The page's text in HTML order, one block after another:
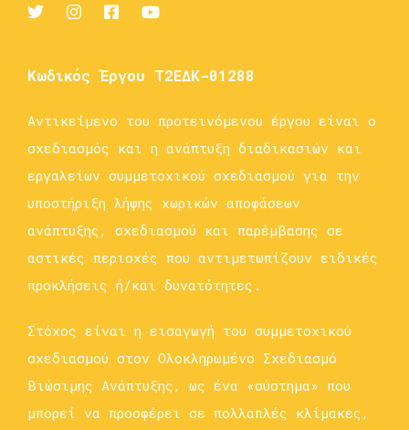
Κωδικός Έργου Τ2ΕΔΚ-01288
Αντικείμενο του προτεινόμενου έργου είναι ο
σχεδιασμός και η ανάπτυξη διαδικασιών και
εργαλείων συμμετοχικού σχεδιασμού για την
υποστήριξη λήψης χωρικών αποφάσεων
ανάπτυξης, σχεδιασμού και παρέμβασης σε
αστικές περιοχές που αντιμετωπίζουν ειδικές
προκλήσεις ή/και δυνατότητες.
Στόχος είναι η εισαγωγή του συμμετοχικού
σχεδιασμού στον Ολοκληρωμένο Σχεδιασμό
Βιώσιμης Ανάπτυξης, ως ένα «σύστημα» που
μπορεί να προσφέρει σε πολλαπλές κλίμακες,